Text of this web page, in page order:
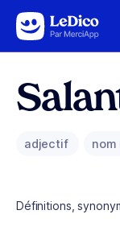
Aller au contenu
adjectif nom
Définitions,